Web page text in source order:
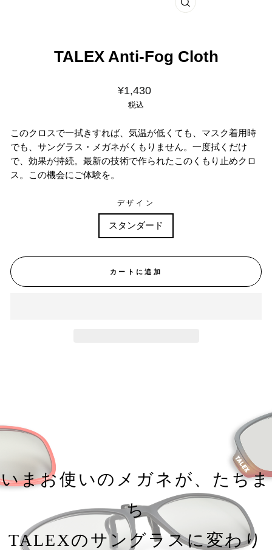
TALEX Anti-Fog Cloth
価
¥1,430
税込
このクロスで一拭きすれば、気温が低くても、マスク着用時
でも、サングラス・メガネがくもりません。一度拭くだけ
で、効果が持続。最新の技術で作られたこのくもり止めクロ
ス。この機会にご体験を。
デザイン
スタンダード
カートに追加
閉
いまお使いのメガネが、たちま
ち
TALEXのサングラスに変わり